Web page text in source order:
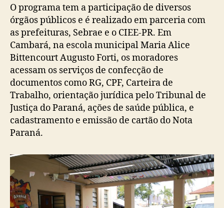
O programa tem a participação de diversos
órgãos públicos e é realizado em parceria com
as prefeituras, Sebrae e o CIEE-PR. Em
Cambará, na escola municipal Maria Alice
Bittencourt Augusto Forti, os moradores
acessam os serviços de confecção de
documentos como RG, CPF, Carteira de
Trabalho, orientação jurídica pelo Tribunal de
Justiça do Paraná, ações de saúde pública, e
cadastramento e emissão de cartão do Nota
Paraná.